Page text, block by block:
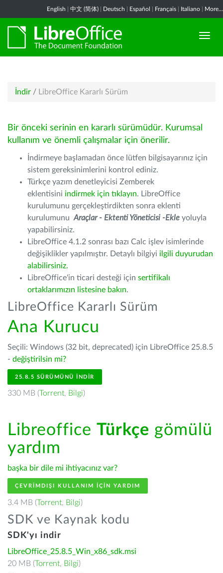
English 中文 (简体) Deutsch Español Français Italiano More...
İndir / LibreOffice Kararlı Sürüm
Bir önceki serinin en kararlı sürümüdür. Kurumsal
kullanım ve önemli çalışmalar için önerilir.
İndirmeye başlamadan önce lütfen bilgisayarınız için
sistem gereksinimlerini kontrol ediniz.
Türkçe yazım denetleyicisi Zemberek
eklentisini indirmek için tıklayın. LibreOffice
kurulumunu gerçekleştirdikten sonra eklenti
kurulumunu Araçlar - Ektenti Yöneticisi -Ekle yoluyla
yapabilirsiniz.
LibreOffice 4.1.2 sonrası bazı Calc işlev isimlerinde
değişiklikler yapılmıştır. Detaylı bilgiyi ilgili duyurudan
alabilirsiniz.
LibreOffice'in ticari desteği için sertifikalı
ortaklarımızın listesine bakın.
LibreOffice Kararlı Sürüm
Ana Kurucu
Seçili: Windows (32 bit, deprecated) için LibreOffice 25.8.5
- değiştirilsin mi?
25.8.5 SÜRÜMÜNÜ İNDIR
330 MB (Torrent, Bilgi)
Libreoffice Türkçe gömülü
yardım
başka bir dile mi ihtiyacınız var?
ÇEVRIMDIŞI KULLANIM IÇIN YARDIM
3.4 MB (Torrent, Bilgi)
SDK ve Kaynak kodu
SDK'yı indir
LibreOffice_25.8.5_Win_x86_sdk.msi
20 MB (Torrent, Bilgi)